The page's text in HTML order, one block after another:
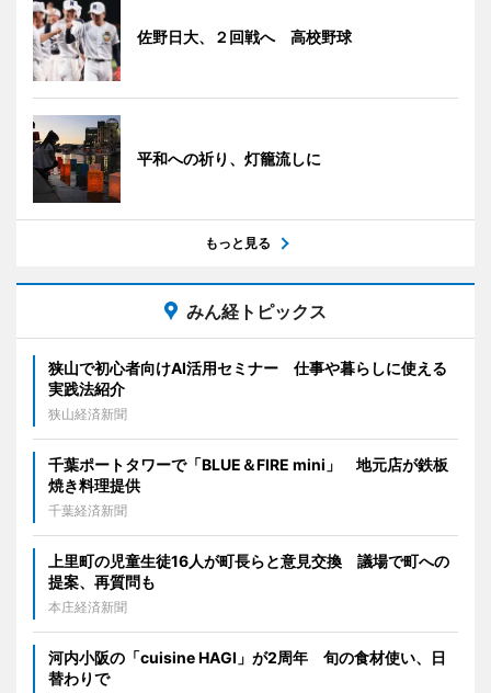
佐野日大、２回戦へ 高校野球
平和への祈り、灯籠流しに
もっと見る
みん経トピックス
狭山で初心者向けAI活用セミナー 仕事や暮らしに使える
実践法紹介
狭山経済新聞
千葉ポートタワーで「BLUE＆FIRE mini」 地元店が鉄板
焼き料理提供
千葉経済新聞
上里町の児童生徒16人が町長らと意見交換 議場で町への
提案、再質問も
本庄経済新聞
河内小阪の「cuisine HAGI」が2周年 旬の食材使い、日
替わりで